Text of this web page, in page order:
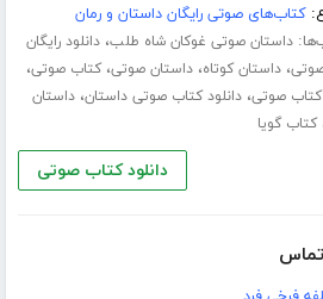
کتاب‌های صوتی رایگان داستان و رمان
داستان صوتی غوکان شاه طلب،دانلود رایگان
،داستان کوتاه،داستان صوتی،کتاب صوتی،
کتاب صوتی،دانلود کتاب صوتی داستان،داستان
کتاب گویا
دانلود کتاب صوتی